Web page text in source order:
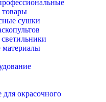
сушки
материалы
окрасочного